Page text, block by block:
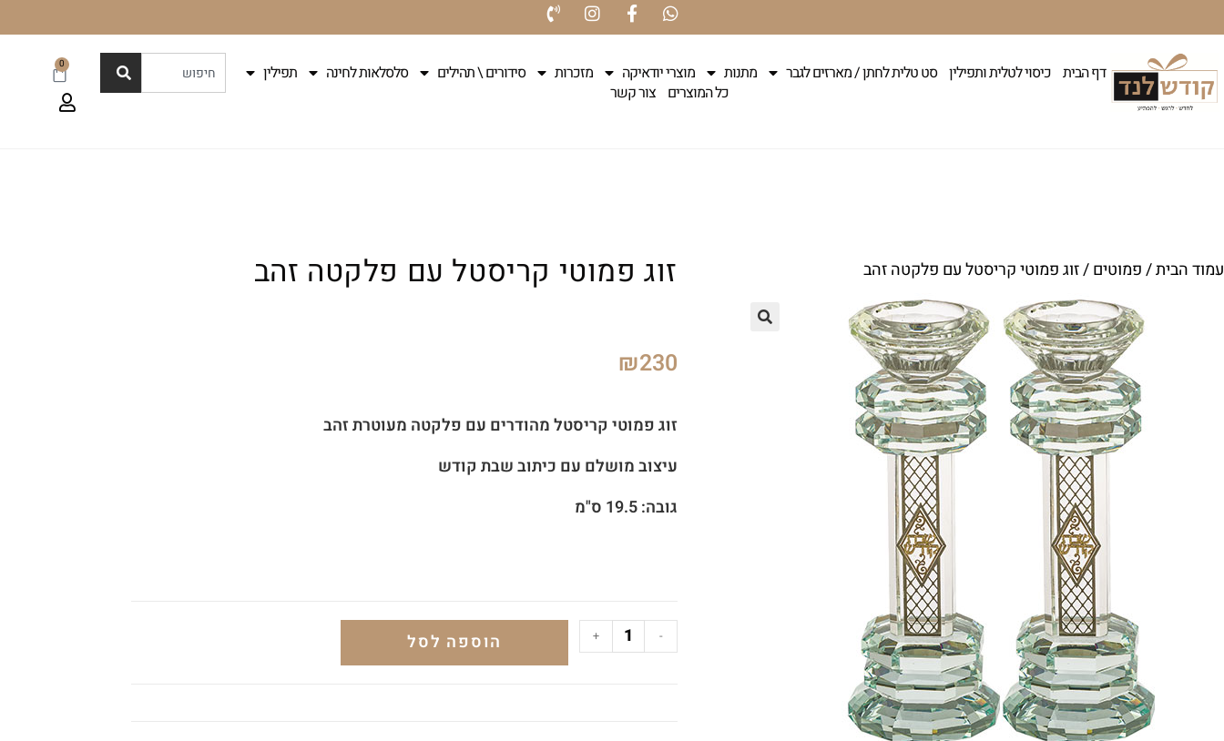
דף הבית כיסוי לטלית ותפילין סט טלית לחתן / מארזים לגבר מתנות מוצרי יודאיקה מזכרות סידורים \ תהילים סלסלאות לחינה
תפילין
כל המוצרים צור קשר
0
עמוד הבית/פמוטים/ זוג פמוטי קריסטל עם פלקטה זהב זוג פמוטי קריסטל עם פלקטה זהב
₪230
זוג פמוטי קריסטל מהודרים עם פלקטה מעוטרת זהב
עיצוב מושלם עם כיתוב שבת קודש
גובה: 19.5 ס"מ
-
+ הוספה לסל